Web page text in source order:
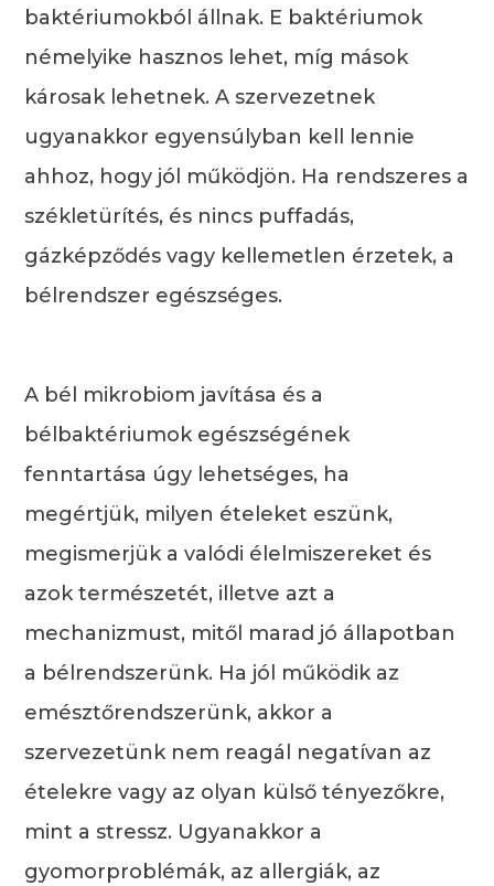
baktériumokból állnak. E baktériumok
némelyike hasznos lehet, míg mások
károsak lehetnek. A szervezetnek
ugyanakkor egyensúlyban kell lennie
ahhoz, hogy jól működjön. Ha rendszeres a
székletürítés, és nincs puffadás,
gázképződés vagy kellemetlen érzetek, a
bélrendszer egészséges.
A bél mikrobiom javítása és a
bélbaktériumok egészségének
fenntartása úgy lehetséges, ha
megértjük, milyen ételeket eszünk,
megismerjük a valódi élelmiszereket és
azok természetét, illetve azt a
mechanizmust, mitől marad jó állapotban
a bélrendszerünk. Ha jól működik az
emésztőrendszerünk, akkor a
szervezetünk nem reagál negatívan az
ételekre vagy az olyan külső tényezőkre,
mint a stressz. Ugyanakkor a
gyomorproblémák, az allergiák, az